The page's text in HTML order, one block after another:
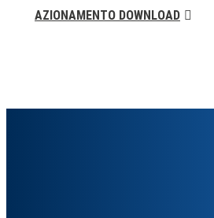
AZIONAMENTO DOWNLOAD